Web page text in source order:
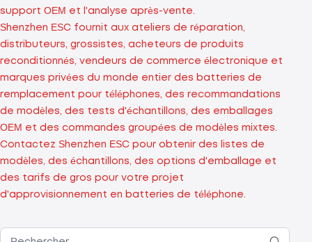
support OEM et l'analyse après-vente.
Shenzhen ESC fournit aux ateliers de réparation,
distributeurs, grossistes, acheteurs de produits
reconditionnés, vendeurs de commerce électronique et
marques privées du monde entier des batteries de
remplacement pour téléphones, des recommandations
de modèles, des tests d'échantillons, des emballages
OEM et des commandes groupées de modèles mixtes.
Contactez Shenzhen ESC pour obtenir des listes de
modèles, des échantillons, des options d'emballage et
des tarifs de gros pour votre projet
d'approvisionnement en batteries de téléphone.